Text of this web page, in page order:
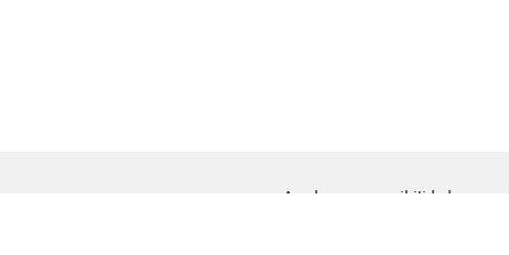
Ayuda para accesibilidad